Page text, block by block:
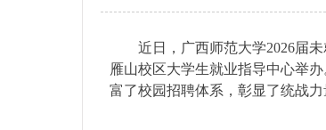
近日，广西师范大学2026届
雁山校区大学生就业指导中心举
富了校园招聘体系，彰显了统战